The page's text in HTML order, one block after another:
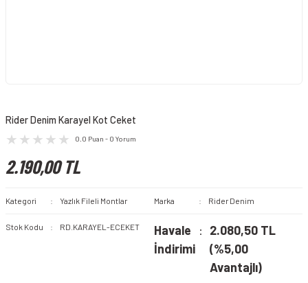
Rider Denim Karayel Kot Ceket
0.0 Puan - 0 Yorum
2.190,00 TL
Kategori Yazlık Fileli Montlar Marka Rider Denim
Stok Kodu RD.KARAYEL-ECEKET
Havale
İndirimi
2.080,50 TL
(%5,00
Avantajlı)